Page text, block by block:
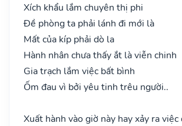
Xích khẩu lắm chuyên thị phi
Đề phòng ta phải lánh đi mới là
Mất của kíp phải dò la
Hành nhân chưa thấy ắt là viễn chinh
Gia trạch lắm việc bất bình
Ốm đau vì bởi yêu tinh trêu người..
Xuất hành vào giờ này hay xảy ra việc